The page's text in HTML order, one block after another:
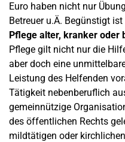
Euro haben nicht nur
Betreuer u.Ä. Begünstigt
Pflege alter, kranker oder
Pflege gilt nicht nur die
aber doch eine
Leistung des Helfenden
Tätigkeit nebenberuflich
gemeinnützige
des öffentlichen Rechts
mildtätigen oder